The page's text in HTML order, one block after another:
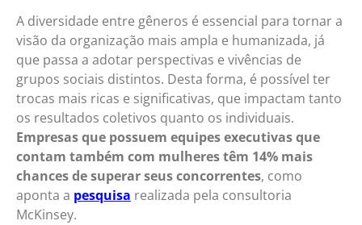
A diversidade entre gêneros é essencial para tornar a
visão da organização mais ampla e humanizada, já
que passa a adotar perspectivas e vivências de
grupos sociais distintos. Desta forma, é possível ter
trocas mais ricas e significativas, que impactam tanto
os resultados coletivos quanto os individuais.
Empresas que possuem equipes executivas que
contam também com mulheres têm 14% mais
chances de superar seus concorrentes, como
aponta a pesquisa realizada pela consultoria
McKinsey.